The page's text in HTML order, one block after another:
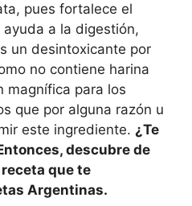
pues fortalece el
a la digestión,
un desintoxicante por
no contiene harina
magnífica para los
que por alguna razón u
este ingrediente. ¿Te
descubre de
que te
Argentinas.